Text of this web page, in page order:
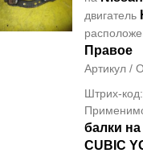
двигатель
Правое
Артикул /
Штрих-
балки
CUBIC